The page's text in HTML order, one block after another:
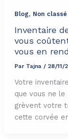
Blog, Non classé
Inventaire
vous
vous en
Par Tajna / 28/11/
Votre
que vous ne le
grèvent votre
cette corvée